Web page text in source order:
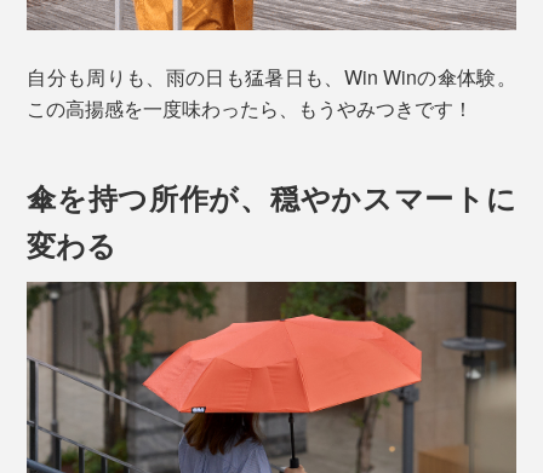
自分も周りも、雨の日も猛暑日も、Win Winの傘体験。
この高揚感を一度味わったら、もうやみつきです！
傘を持つ所作が、穏やかスマートに
変わる